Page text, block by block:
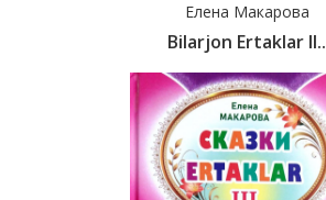
Елена Макарова
Bilarjon Ertaklar II..